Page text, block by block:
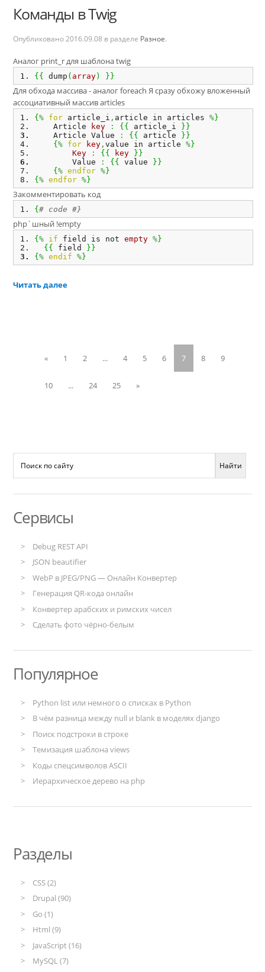
Команды в Twig
Опубликовано 2016.09.08 в разделе Разное.
Аналог print_r для шаблона twig
{ { dump ( array) } }
Для обхода массива - аналог foreach Я сразу обхожу вложенный
ассоциативный массив articles
{% for article_i , article in articles % }
    Article
key : { { article_i } }
    Article Value
: { { article } }
{% for key ,value in article % }
Key
: { { key } }
        Value
: { { value } }
{% endfor % }
{% endfor % }
Закомментировать код
{# code #}
php`шный !empty
{% if field is not empty % }
{ { field } }
{% endif % }
Читать далее
« 1 2 ... 4 5 6 7 8 9
10 ... 24 25 »
Сервисы
Debug REST API
JSON beautifier
WebP в JPEG/PNG — Онлайн Конвертер
Генерация QR-кода онлайн
Конвертер арабских и римских чисел
Сделать фото чёрно-белым
Популярное
Python list или немного о списках в Python
В чём разница между null и blank в моделях django
Поиск подстроки в строке
Темизация шаблона views
Коды спецсимволов ASCII
Иерархическое дерево на php
Разделы
CSS (2)
Drupal (90)
Go (1)
Html (9)
JavaScript (16)
MySQL (7)